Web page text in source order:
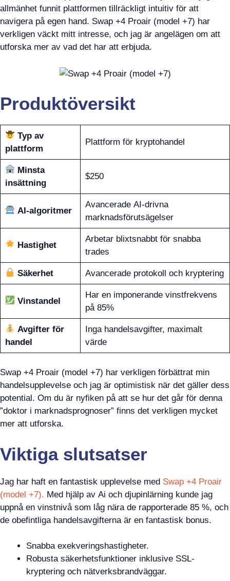
allmänhet funnit plattformen tillräckligt intuitiv för att
navigera på egen hand. Swap +4 Proair (model +7) har
verkligen väckt mitt intresse, och jag är angelägen om att
utforska mer av vad det har att erbjuda.
Produktöversikt
Typ av
plattform
Plattform för kryptohandel
Minsta
insättning
$250
AI-algoritmer
Avancerade AI-drivna
marknadsförutsägelser
Hastighet
Arbetar blixtsnabbt för snabba
trades
Säkerhet Avancerade protokoll och kryptering
Vinstandel
Har en imponerande vinstfrekvens
på 85%
Avgifter för
handel
Inga handelsavgifter, maximalt
värde
Swap +4 Proair (model +7) har verkligen förbättrat min
handelsupplevelse och jag är optimistisk när det gäller dess
potential. Om du är nyfiken på att se hur det går för denna
”doktor i marknadsprognoser” finns det verkligen mycket
mer att utforska.
Viktiga slutsatser
Jag har haft en fantastisk upplevelse med Swap +4 Proair
(model +7). Med hjälp av Ai och djupinlärning kunde jag
uppnå en vinstnivå som låg nära de rapporterade 85 %, och
de obefintliga handelsavgifterna är en fantastisk bonus.
Snabba exekveringshastigheter.
Robusta säkerhetsfunktioner inklusive SSL-
kryptering och nätverksbrandväggar.